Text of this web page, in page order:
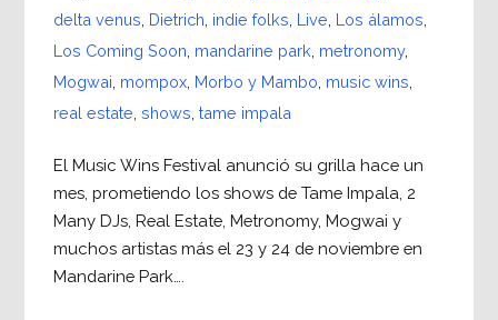
delta venus Dietrich indie folks Live Los álamos
Los Coming Soon mandarine park metronomy,
Mogwai mompox, Morbo y Mambo music wins
real estate shows tame impala
El Music Wins Festival anunció su grilla hace un
mes, prometiendo los shows de Tame Impala, 2
Many DJs, Real Estate, Metronomy, Mogwai y
muchos artistas más el 23 y 24 de noviembre en
Mandarine Park….